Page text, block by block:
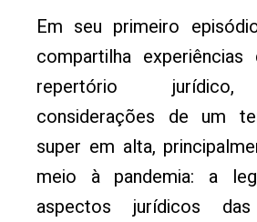
Em seu primeiro
compartilha
repertório jurídico,
considerações de um
super em alta,
meio à pandemia: a
aspectos jurídicos das